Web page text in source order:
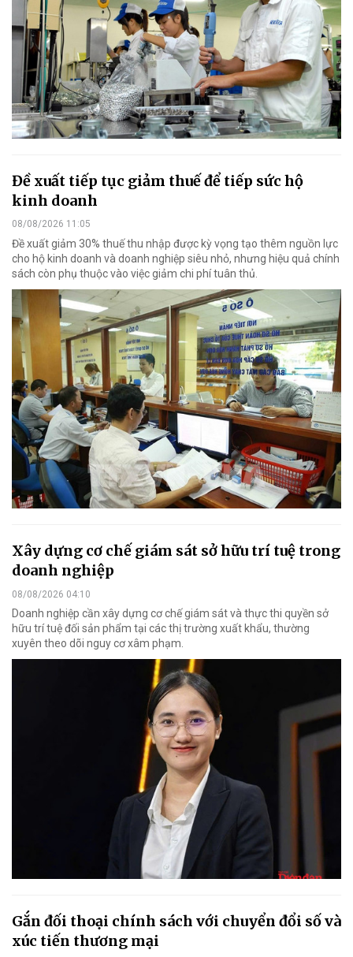
Đề xuất tiếp tục giảm thuế để tiếp sức hộ
kinh doanh
08/08/2026 11:05
Đề xuất giảm 30% thuế thu nhập được kỳ vọng tạo thêm nguồn lực
cho hộ kinh doanh và doanh nghiệp siêu nhỏ, nhưng hiệu quả chính
sách còn phụ thuộc vào việc giảm chi phí tuân thủ.
Xây dựng cơ chế giám sát sở hữu trí tuệ trong
doanh nghiệp
08/08/2026 04:10
Doanh nghiệp cần xây dựng cơ chế giám sát và thực thi quyền sở
hữu trí tuệ đối sản phẩm tại các thị trường xuất khẩu, thường
xuyên theo dõi nguy cơ xâm phạm.
Gắn đối thoại chính sách với chuyển đổi số và
xúc tiến thương mại